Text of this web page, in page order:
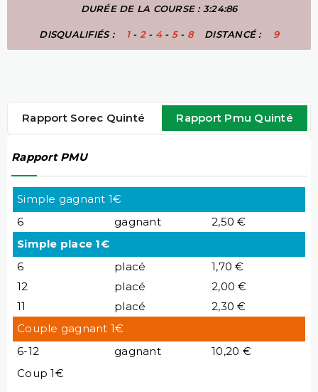
DURÉE DE LA COURSE : 3:24:86
DISQUALIFIÉS : 1- 2- 4- 5- 8 DISTANCÉ : 9
Rapport Sorec Quinté Rapport Pmu Quinté
Rapport PMU
Simple gagnant 1€
6
gagnant
2,50 €
Simple place 1€
6
placé
1,70 €
12
placé
2,00 €
11
placé
2,30 €
Couple gagnant 1€
6-12
gagnant
10,20 €
Coup 1€